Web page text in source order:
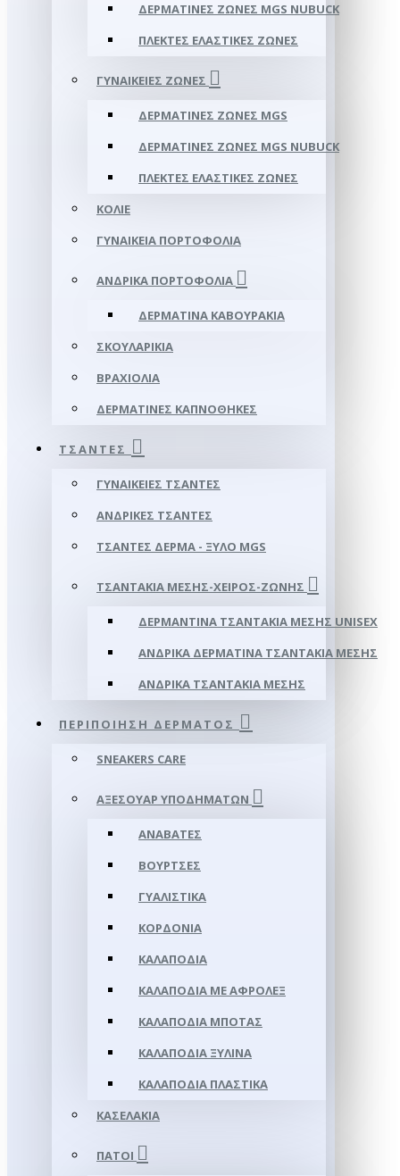
ΔΕΡΜΆΤΙΝΕΣ ΖΏΝΕΣ MGS NUBUCK
ΠΛΕΚΤΈΣ ΕΛΑΣΤΙΚΈΣ ΖΏΝΕΣ
ΓΥΝΑΙΚΕΊΕΣ ΖΏΝΕΣ
ΔΕΡΜΆΤΙΝΕΣ ΖΏΝΕΣ MGS
ΔΕΡΜΆΤΙΝΕΣ ΖΏΝΕΣ MGS NUBUCK
ΠΛΕΚΤΈΣ ΕΛΑΣΤΙΚΈΣ ΖΏΝΕΣ
ΚΟΛΙΈ
ΓΥΝΑΙΚΕΊΑ ΠΟΡΤΟΦΌΛΙΑ
ΑΝΔΡΙΚΆ ΠΟΡΤΟΦΌΛΙΑ
ΔΕΡΜΆΤΙΝΑ ΚΑΒΟΥΡΆΚΙΑ
ΣΚΟΥΛΑΡΊΚΙΑ
ΒΡΑΧΙΌΛΙΑ
ΔΕΡΜΆΤΙΝΕΣ ΚΑΠΝΟΘΉΚΕΣ
ΤΣΆΝΤΕΣ
ΓΥΝΑΙΚΕΊΕΣ ΤΣΆΝΤΕΣ
ΑΝΔΡΙΚΈΣ ΤΣΆΝΤΕΣ
ΤΣΆΝΤΕΣ ΔΈΡΜΑ - ΞΎΛΟ MGS
ΤΣΑΝΤΆΚΙΑ ΜΈΣΗΣ-ΧΕΙΡΌΣ-ΖΏΝΗΣ
ΔΕΡΜΆΝΤΙΝΑ ΤΣΑΝΤΆΚΙΑ ΜΈΣΗΣ UNISEX
ΑΝΔΡΙΚΆ ΔΕΡΜΆΤΙΝΑ ΤΣΑΝΤΆΚΙΑ ΜΈΣΗΣ
ΑΝΔΡΙΚΆ ΤΣΑΝΤΆΚΙΑ ΜΈΣΗΣ
ΠΕΡΙΠΟΊΗΣΗ ΔΈΡΜΑΤΟΣ
SNEAKERS CARE
ΑΞΕΣΟΥΑΡ ΥΠΟΔΗΜΆΤΩΝ
ΑΝΑΒΆΤΕΣ
ΒΟΎΡΤΣΕΣ
ΓΥΑΛΙΣΤΙΚΆ
ΚΟΡΔΌΝΙΑ
ΚΑΛΑΠΌΔΙΑ
ΚΑΛΑΠΌΔΙΑ ΜΕ ΑΦΡΟΛΕΞ
ΚΑΛΑΠΌΔΙΑ ΜΠΌΤΑΣ
ΚΑΛΑΠΌΔΙΑ ΞΎΛΙΝΑ
ΚΑΛΑΠΌΔΙΑ ΠΛΑΣΤΙΚΆ
ΚΑΣΕΛΆΚΙΑ
ΠΆΤΟΙ